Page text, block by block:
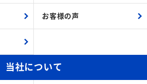
お客様の声
当社について